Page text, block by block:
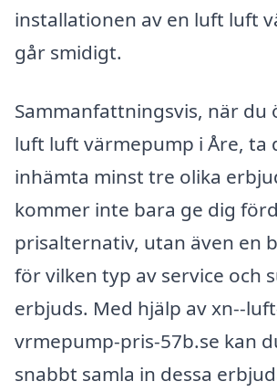
installationen av en luft luft
går smidigt.
Sammanfattningsvis, när du
luft luft värmepump i Åre, ta
inhämta minst tre olika
kommer inte bara ge dig
prisalternativ, utan även en
för vilken typ av service och
erbjuds. Med hjälp av xn--
vrmepump-pris-57b.se kan
snabbt samla in dessa